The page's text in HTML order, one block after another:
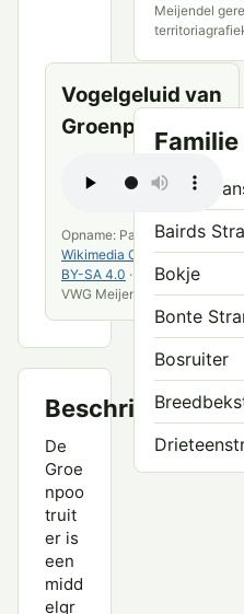
bronnen
Vogelgeluid van
Groenpootruiter
Opname: Pascal Christe ·
Wikimedia Commons·CC
BY-SA 4.0 · bewerkt door
VWG Meijendel
Beschrijving
De
Groe
npoo
truit
er is
een
midd
elgr
Meijendel
Familie
Bairds
Bokje
Bonte
Bosruiter